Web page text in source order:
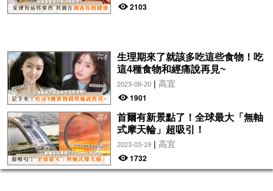
2103
生理期來了就該多吃這些食物！吃
這4種食物和經痛說再見~
2023-08-20| 高宜
1901
首爾有新景點了！全球最大「無軸
式摩天輪」超吸引！
2023-03-19| 高宜
1732